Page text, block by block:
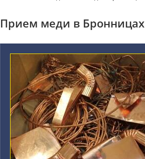
Прием меди в Бронницах